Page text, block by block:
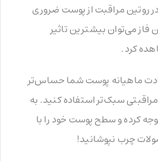
در روتین مراقبت از پوست ضروری
فاز می‌توان بیشترین تاثیر
کرد.
ماهیانه پوست شما حساس‌تر
سبک‌تر استفاده کنید. به
کرده و سطح پوست خود را با
چرب نپوشانید!